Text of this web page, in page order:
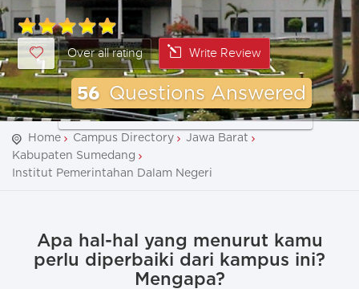
Over all rating Write Review
56 Questions Answered
Home Campus Directory
Jawa Barat
Kabupaten Sumedang
Institut Pemerintahan Dalam Negeri
Apa hal-hal yang menurut kamu
perlu diperbaiki dari kampus ini?
Mengapa?